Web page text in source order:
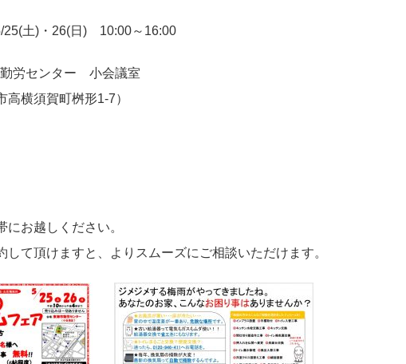
/25(土)・ 26(日) 10:00～16:00
労センター 小会議室
賀町桝形1-7）
にお越しください。
して頂けますと、よりスムーズにご相談いただけます。